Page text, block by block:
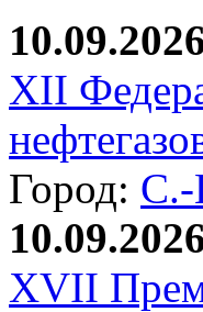
XII
Город: С.-
XVII